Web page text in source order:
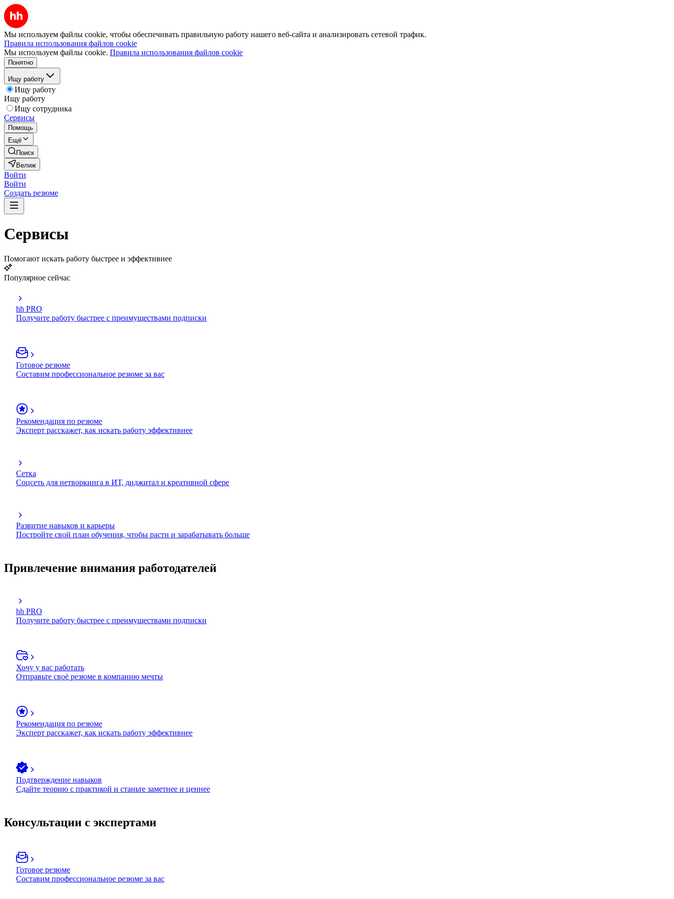
Мы используем файлы cookie, чтобы обеспечивать правильную работу нашего веб-сайта и анализировать сетевой трафик.
Правила использования файлов cookie
Мы используем файлы cookie. Правила использования файлов cookie
Понятно
Ищу работу
Ищу работу
Ищу работу
Ищу сотрудника
Сервисы
Помощь
Ещё
Поиск
Велиж
Войти
Войти
Создать резюме
Сервисы
Помогают искать работу быстрее и эффективнее
Популярное сейчас
hh PRO
Получите работу быстрее с преимуществами подписки
Готовое резюме
Составим профессиональное резюме за вас
Рекомендация по резюме
Эксперт расскажет, как искать работу эффективнее
Сетка
Соцсеть для нетворкинга в ИТ, диджитал и креативной сфере
Развитие навыков и карьеры
Постройте свой план обучения, чтобы расти и зарабатывать больше
Привлечение внимания работодателей
hh PRO
Получите работу быстрее с преимуществами подписки
Хочу у вас работать
Отправьте своё резюме в компанию мечты
Рекомендация по резюме
Эксперт расскажет, как искать работу эффективнее
Подтверждение навыков
Сдайте теорию с практикой и станьте заметнее и ценнее
Консультации с экспертами
Готовое резюме
Составим профессиональное резюме за вас